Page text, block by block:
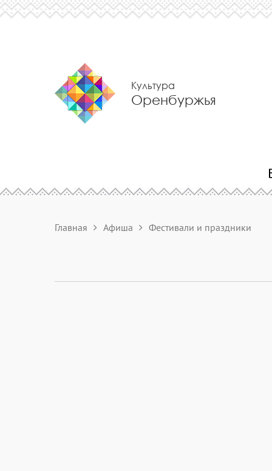
Культура
Оренбуржья
Главная Афиша Фестивали и праздники